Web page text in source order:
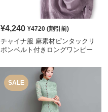
¥4,240 ¥4720(割引前)
チャイナ服 麻素材ピンタックリ
ボンベルト付きロングワンピー
SALE